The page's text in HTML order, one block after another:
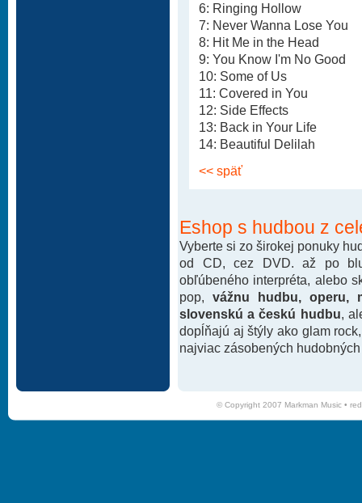
6: Ringing Hollow
7: Never Wanna Lose You
8: Hit Me in the Head
9: You Know I'm No Good
10: Some of Us
11: Covered in You
12: Side Effects
13: Back in Your Life
14: Beautiful Delilah
<< späť
Eshop s hudbou z
Vyberte si zo širokej ponuky
od CD, cez DVD. až po
obľúbeného interpréta, alebo
pop, vážnu hudbu, operu,
slovenskú a českú hudbu ,
dopĺňajú aj štýly ako glam
najviac zásobených
© Copyright 2007 Markman Music •